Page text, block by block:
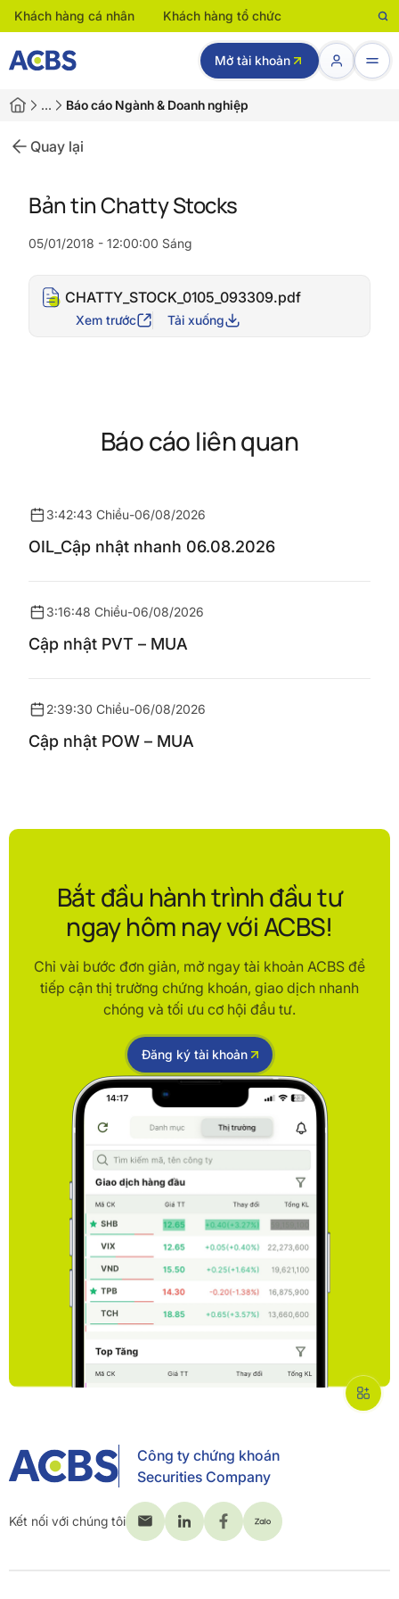
Khách hàng cá nhân Khách hàng tổ chức
Mở tài khoản
… Báo cáo Ngành & Doanh nghiệp
Quay lại
Bản tin Chatty Stocks
05/01/2018 - 12:00:00 Sáng
CHATTY_STOCK_0105_093309.pdf
Xem trước Tải xuống
Báo cáo liên quan
3:42:43 Chiều-06/08/2026
OIL_Cập nhật nhanh 06.08.2026
3:16:48 Chiều-06/08/2026
Cập nhật PVT – MUA
2:39:30 Chiều-06/08/2026
Cập nhật POW – MUA
Bắt đầu hành trình đầu tư
ngay hôm nay với ACBS!
Chỉ vài bước đơn giản, mở ngay tài khoản ACBS để
tiếp cận thị trường chứng khoán, giao dịch nhanh
chóng và tối ưu cơ hội đầu tư.
Đăng ký tài khoản
Công ty chứng khoán
Securities Company
Kết nối với chúng tôi